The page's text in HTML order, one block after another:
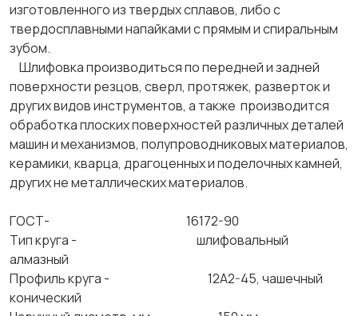
изготовленного из твердых сплавов, либо с
твердосплавными напайками с прямым и спиральным
зубом.
Шлифовка производиться по передней и задней
поверхности резцов, сверл, протяжек, разверток и
других видов инструментов, а также производится
обработка плоских поверхностей различных деталей
машин и механизмов, полупроводниковых материалов,
керамики, кварца, драгоценных и поделочных камней,
других не металлических материалов.
ГОСТ- 16172-90
Тип круга - шлифовальный
алмазный
Профиль круга - 12А2-45, чашечный
конический